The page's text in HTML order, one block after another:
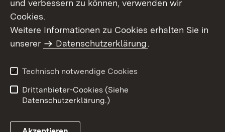
Benutzungshinweise
Erklärung zur
und verbessern zu können, verwenden wir
Cookies.
Weitere Informationen zu Cookies erhalten Sie in
unserer
Datenschutzerklärung.
Technisch notwendige Cookies
Drittanbieter-Cookies (Siehe
Datenschutzerklärung.)